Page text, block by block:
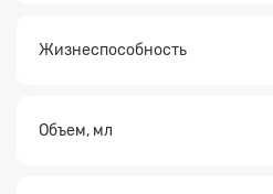
Жизнеспособность
Объем, мл